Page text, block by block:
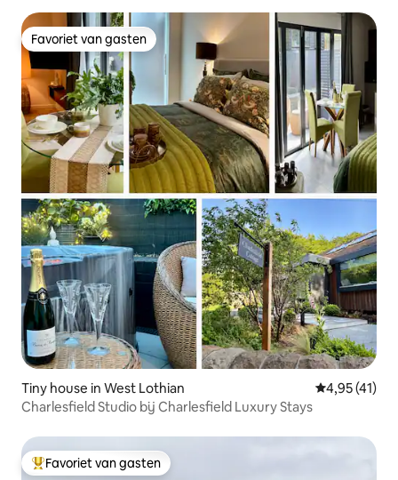
Favoriet van gasten
Favoriet van gasten
Tiny house in West Lothian Gemiddelde
4,95 (41)
Charlesfield Studio bij Charlesfield Luxury Stays
Topfavoriet van gasten
Favoriet van gasten